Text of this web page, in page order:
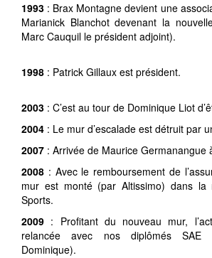
1993 : Brax Montagne devient une
Marianick Blanchot devenant la
Marc Cauquil le président adjoint).
1998 : Patrick Gillaux est président.
2003 : C’est au tour de Dominique Liot
2004 : Le mur d’escalade est détruit par
2007 : Arrivée de Maurice Germanangue
2008 : Avec le remboursement de
mur est monté (par Altissimo) dans la
Sports.
2009 : Profitant du nouveau mur,
relancée avec nos diplômés SAE
Dominique).